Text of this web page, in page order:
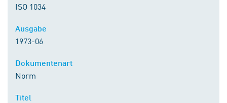
ISO 1034
1973-06
Norm